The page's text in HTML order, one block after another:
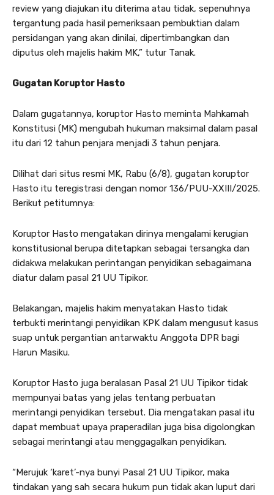
review yang diajukan itu diterima atau tidak, sepenuhnya
tergantung pada hasil pemeriksaan pembuktian dalam
persidangan yang akan dinilai, dipertimbangkan dan
diputus oleh majelis hakim MK,” tutur Tanak.
Gugatan Koruptor Hasto
Dalam gugatannya, koruptor Hasto meminta Mahkamah
Konstitusi (MK) mengubah hukuman maksimal dalam pasal
itu dari 12 tahun penjara menjadi 3 tahun penjara.
Dilihat dari situs resmi MK, Rabu (6/8), gugatan koruptor
Hasto itu teregistrasi dengan nomor 136/PUU-XXIII/2025.
Berikut petitumnya:
Koruptor Hasto mengatakan dirinya mengalami kerugian
konstitusional berupa ditetapkan sebagai tersangka dan
didakwa melakukan perintangan penyidikan sebagaimana
diatur dalam pasal 21 UU Tipikor.
Belakangan, majelis hakim menyatakan Hasto tidak
terbukti merintangi penyidikan KPK dalam mengusut kasus
suap untuk pergantian antarwaktu Anggota DPR bagi
Harun Masiku.
Koruptor Hasto juga beralasan Pasal 21 UU Tipikor tidak
mempunyai batas yang jelas tentang perbuatan
merintangi penyidikan tersebut. Dia mengatakan pasal itu
dapat membuat upaya praperadilan juga bisa digolongkan
sebagai merintangi atau menggagalkan penyidikan.
“Merujuk ‘karet’-nya bunyi Pasal 21 UU Tipikor, maka
tindakan yang sah secara hukum pun tidak akan luput dari